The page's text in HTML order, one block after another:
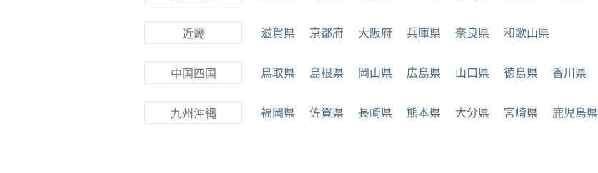
近畿 滋賀県 京都府 大阪府 兵庫県 奈良県 和歌山県
中国四国 鳥取県 島根県 岡山県 広島県 山口県 徳島県 香川県
九州沖縄 福岡県 佐賀県 長崎県 熊本県 大分県 宮崎県 鹿児島県